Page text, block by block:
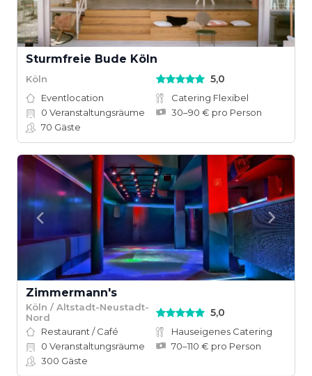
Sturmfreie Bude Köln
Köln 5,0
Eventlocation
Catering Flexibel
0 Veranstaltungsräume
30–90 € pro Person
70 Gäste
Zimmermann's
Köln / Altstadt-Neustadt-
Nord
5,0
Restaurant / Café
Hauseigenes Catering
0 Veranstaltungsräume
70–110 € pro Person
300 Gäste